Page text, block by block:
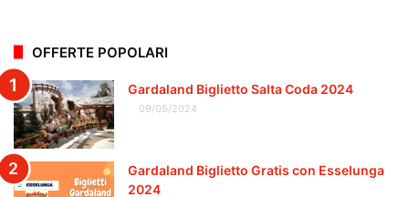
OFFERTE POPOLARI
Gardaland Biglietto Salta Coda 2024
09/05/2024
Gardaland Biglietto Gratis con Esselunga
2024